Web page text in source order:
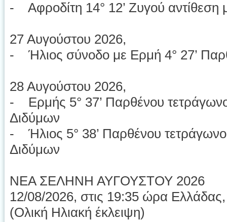
- Αφροδίτη 14° 12’ Ζυγού αντίθεση
27 Αυγούστου 2026,
- Ήλιος σύνοδο με Ερμή 4° 27’
28 Αυγούστου 2026,
- Ερμής 5° 37’ Παρθένου
Διδύμων
- Ήλιος 5° 38’ Παρθένου
Διδύμων
ΝΕΑ ΣΕΛΗΝΗ ΑΥΓΟΥΣΤΟΥ 2026
12/08/2026, στις 19:35 ώρα Ελλάδας,
(Ολική Ηλιακή έκλειψη)